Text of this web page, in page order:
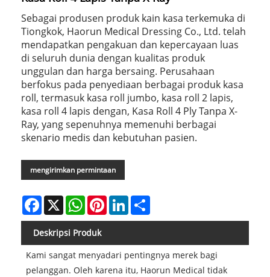
Sebagai produsen produk kain kasa terkemuka di
Tiongkok, Haorun Medical Dressing Co., Ltd. telah
mendapatkan pengakuan dan kepercayaan luas
di seluruh dunia dengan kualitas produk
unggulan dan harga bersaing. Perusahaan
berfokus pada penyediaan berbagai produk kasa
roll, termasuk kasa roll jumbo, kasa roll 2 lapis,
kasa roll 4 lapis dengan, Kasa Roll 4 Ply Tanpa X-
Ray, yang sepenuhnya memenuhi berbagai
skenario medis dan kebutuhan pasien.
mengirimkan permintaan
Facebook
X WhatsAppPinterestLinkedIn
Deskripsi Produk
Kami sangat menyadari pentingnya merek bagi
pelanggan. Oleh karena itu, Haorun Medical tidak